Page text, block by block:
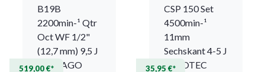
519,00 €* 35,95 €*